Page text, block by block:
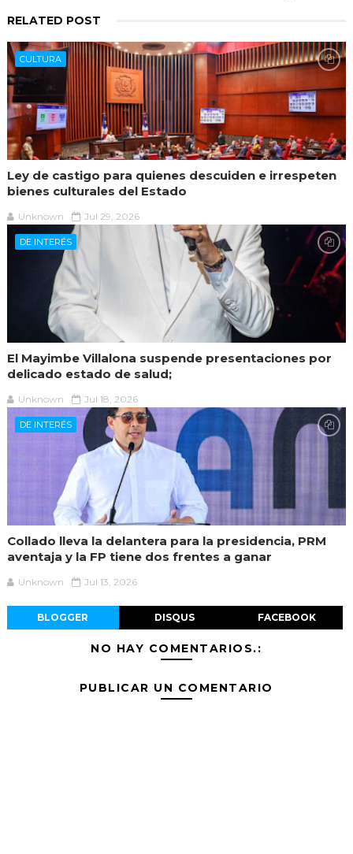
RELATED POST
CULTURA
Ley de castigo para quienes descuiden e irrespeten
bienes culturales del Estado
Unknown Jul 29, 2026
DE INTERÉS
El Mayimbe Villalona suspende presentaciones por
delicado estado de salud;
Unknown Jul 18, 2026
DE INTERÉS
Collado lleva la delantera para la presidencia, PRM
aventaja y la FP tiene dos frentes a ganar
Unknown Jul 13, 2026
BLOGGER DISQUS FACEBOOK
NO HAY COMENTARIOS.:
PUBLICAR UN COMENTARIO